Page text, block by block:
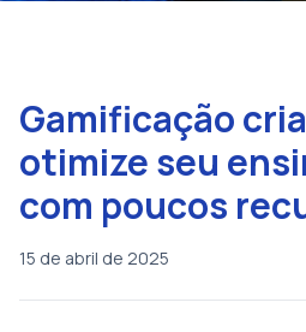
Gamificação
otimize seu
com poucos
15 de abril de 2025